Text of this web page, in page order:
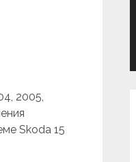
2005,
Skoda 15